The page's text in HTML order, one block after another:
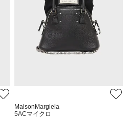
MaisonMargiela
5ACマイクロ